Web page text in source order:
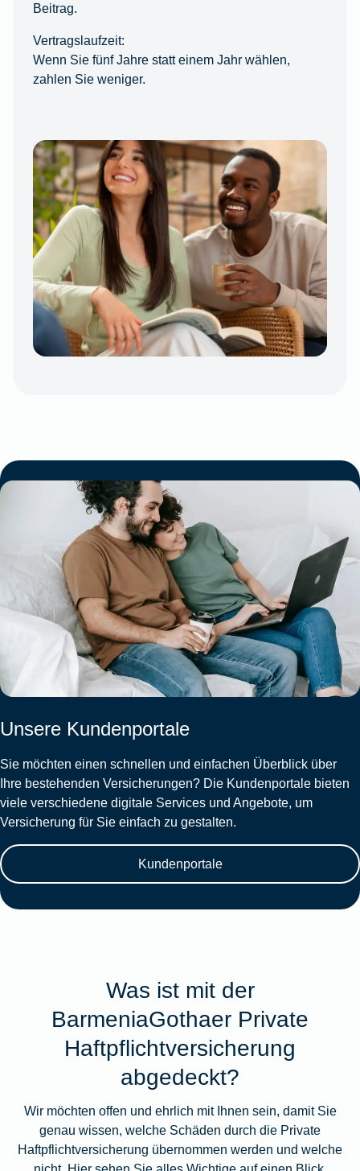
Beitrag.
Vertragslaufzeit:
Wenn Sie fünf Jahre statt einem Jahr wählen,
zahlen Sie weniger.
Unsere Kundenportale
Sie möchten einen schnellen und einfachen Überblick über
Ihre bestehenden Versicherungen? Die Kundenportale bieten
viele verschiedene digitale Services und Angebote, um
Versicherung für Sie einfach zu gestalten.
Kundenportale
Was ist mit der
BarmeniaGothaer Private
Haftpflichtversicherung
abgedeckt?
Wir möchten offen und ehrlich mit Ihnen sein, damit Sie
genau wissen, welche Schäden durch die Private
Haftpflichtversicherung übernommen werden und welche